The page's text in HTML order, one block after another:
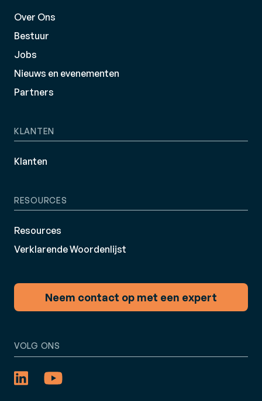
Over Ons
Bestuur
Jobs
Nieuws en evenementen
Partners
KLANTEN
Klanten
RESOURCES
Resources
Verklarende Woordenlijst
Neem contact op met een expert
VOLG ONS